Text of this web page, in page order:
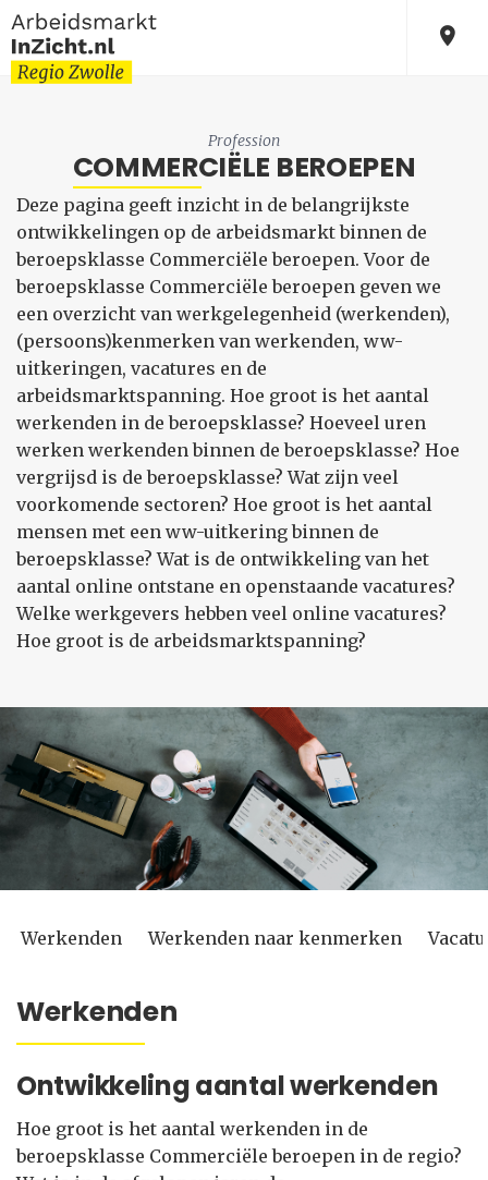
Profession
COMMERCIËLE BEROEPEN
Deze pagina geeft inzicht in de belangrijkste
ontwikkelingen op de arbeidsmarkt binnen de
beroepsklasse Commerciële beroepen. Voor de
beroepsklasse Commerciële beroepen geven we
een overzicht van werkgelegenheid (werkenden),
(persoons)kenmerken van werkenden, ww-
uitkeringen, vacatures en de
arbeidsmarktspanning. Hoe groot is het aantal
werkenden in de beroepsklasse? Hoeveel uren
werken werkenden binnen de beroepsklasse? Hoe
vergrijsd is de beroepsklasse? Wat zijn veel
voorkomende sectoren? Hoe groot is het aantal
mensen met een ww-uitkering binnen de
beroepsklasse? Wat is de ontwikkeling van het
aantal online ontstane en openstaande vacatures?
Welke werkgevers hebben veel online vacatures?
Hoe groot is de arbeidsmarktspanning?
Werkenden Werkenden naar kenmerken
Werkenden
Ontwikkeling aantal werkenden
Hoe groot is het aantal werkenden in de
beroepsklasse Commerciële beroepen in de regio?